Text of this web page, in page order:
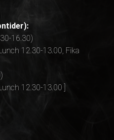
16.30)
12.30-13.00, Fika
12.30-13.00 ]